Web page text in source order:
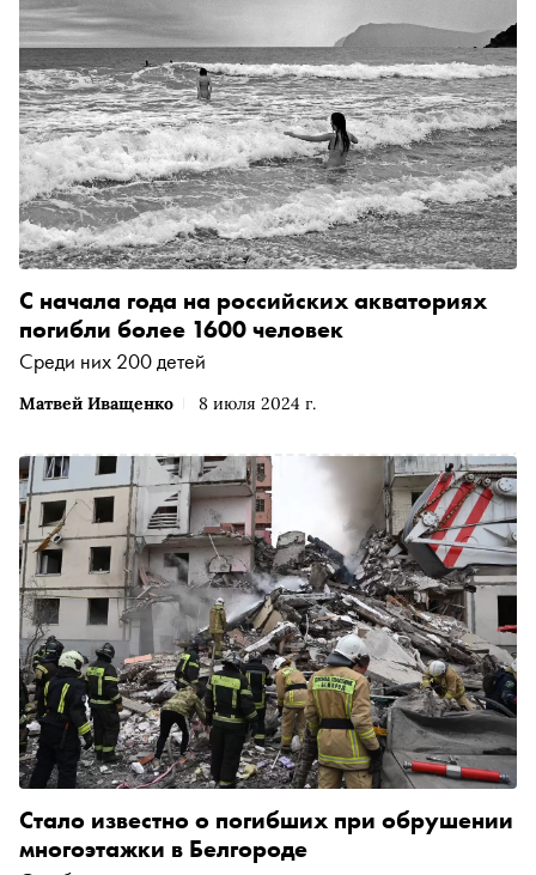
Матвей Иващенко 8 июля 2024 г.
С начала года на российских акваториях
погибли более 1600 человек
Среди них 200 детей
Стало известно о погибших при обрушении
многоэтажки в Белгороде